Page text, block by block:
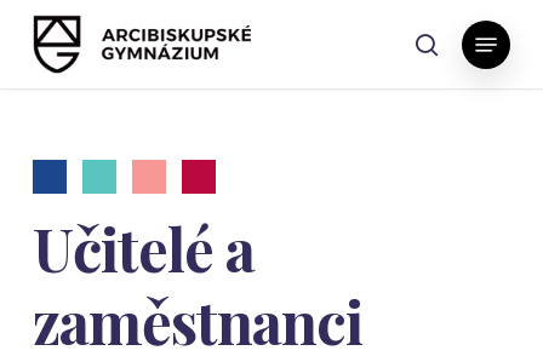
Skip
main
search
Menu
Učitelé a
zaměstnanci